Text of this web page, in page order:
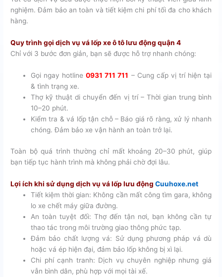
nghiệm. Đảm bảo an toàn và tiết kiệm chi phí tối đa cho khách
hàng.
Quy trình gọi dịch vụ vá lốp xe ô tô lưu động quận 4
Chỉ với 3 bước đơn giản, bạn sẽ được hỗ trợ nhanh chóng:
Gọi ngay hotline0931 711 711 – Cung cấp vị trí hiện tại
& tình trạng xe.
Thợ kỹ thuật di chuyển đến vị trí – Thời gian trung bình
10–20 phút.
Kiểm tra & vá lốp tận chỗ – Báo giá rõ ràng, xử lý nhanh
chóng. Đảm bảo xe vận hành an toàn trở lại.
Toàn bộ quá trình thường chỉ mất khoảng 20–30 phút, giúp
bạn tiếp tục hành trình mà không phải chờ đợi lâu.
Lợi ích khi sử dụng dịch vụ vá lốp lưu độngCuuhoxe.net
Tiết kiệm thời gian: Không cần mất công tìm gara, không
lo xe chết máy giữa đường.
An toàn tuyệt đối: Thợ đến tận nơi, bạn không cần tự
thao tác trong môi trường giao thông phức tạp.
Đảm bảo chất lượng vá: Sử dụng phương pháp vá dù
hoặc vá ép hiện đại, đảm bảo lốp không bị xì lại.
Chi phí cạnh tranh: Dịch vụ chuyên nghiệp nhưng giá
vẫn bình dân, phù hợp với mọi tài xế.